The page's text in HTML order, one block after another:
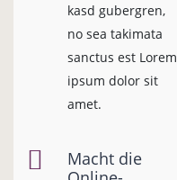
kasd gubergren,
no sea takimata
sanctus est Lorem
ipsum dolor sit
amet.
Macht die